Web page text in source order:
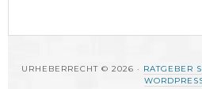
URHEBERRECHT © 2026 · RATGEBER